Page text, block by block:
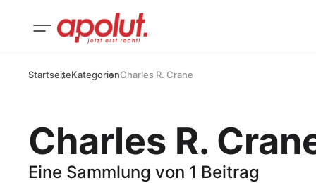
StartseiteKategorienCharles R. Crane
Charles R.
Eine Sammlung von 1 Beitrag